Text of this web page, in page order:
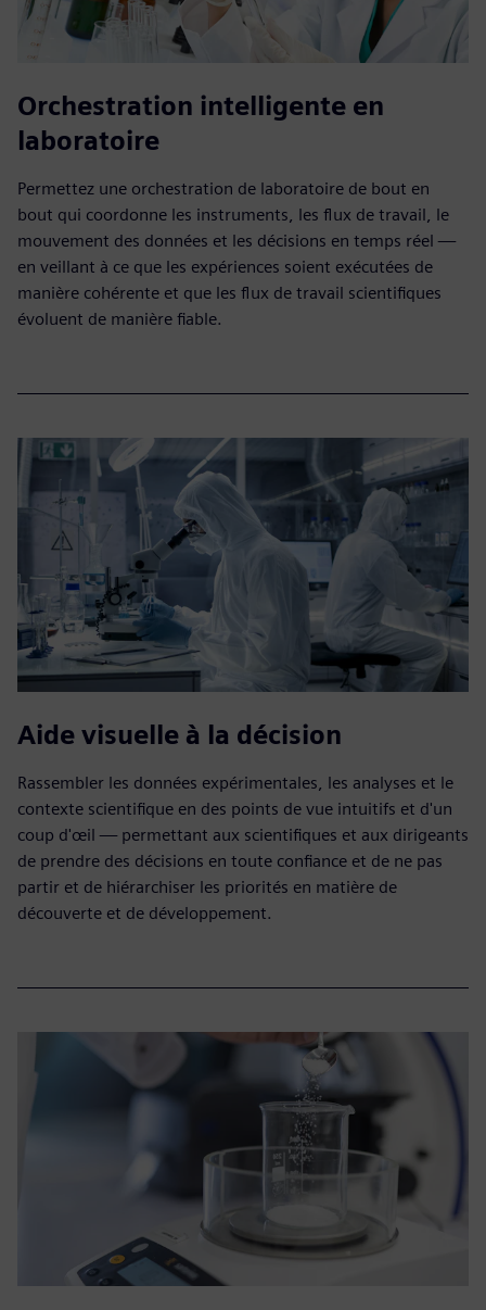
Orchestration intelligente en
laboratoire
Permettez une orchestration de laboratoire de bout en
bout qui coordonne les instruments, les flux de travail, le
mouvement des données et les décisions en temps réel —
en veillant à ce que les expériences soient exécutées de
manière cohérente et que les flux de travail scientifiques
évoluent de manière fiable.
Aide visuelle à la décision
Rassembler les données expérimentales, les analyses et le
contexte scientifique en des points de vue intuitifs et d'un
coup d'œil — permettant aux scientifiques et aux dirigeants
de prendre des décisions en toute confiance et de ne pas
partir et de hiérarchiser les priorités en matière de
découverte et de développement.